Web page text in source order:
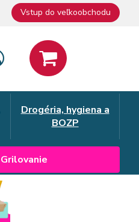
Vstup do veľkoobchodu
Drogéria, hygiena a
BOZP
Grilovanie